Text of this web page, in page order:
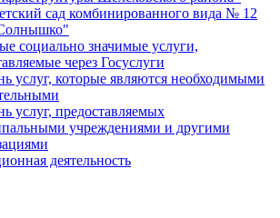
сад комбинированного вида № 12
социально значимые услуги,
через Госуслуги
услуг, которые являются необходимыми
услуг, предоставляемых
учреждениями и другими
деятельность